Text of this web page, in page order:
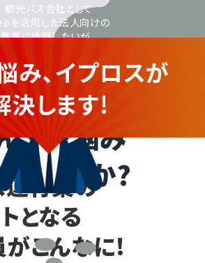
バス運行業の
企業さま
なお悩み
ませんか?
観光バス会社として
を活用した法人向けの
集客に挑戦したいが、
不慣れで不安...
み、イプロスが
決します!
行業の
となる
こんなに!